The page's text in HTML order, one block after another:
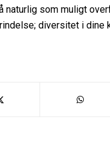
som muligt
diversitet i